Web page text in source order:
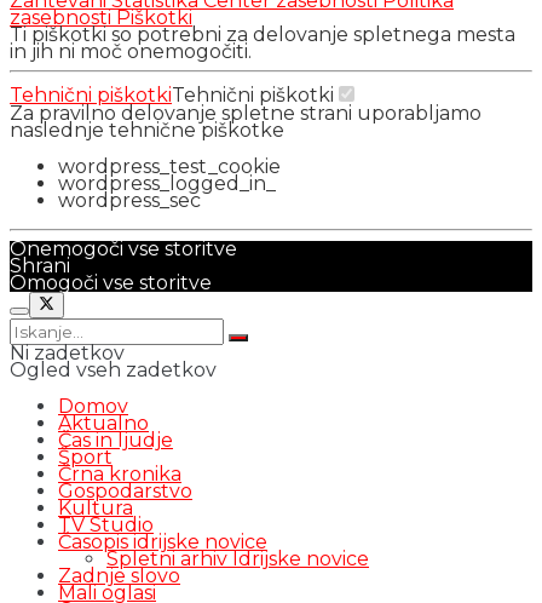
zasebnostiPiškotki
Ti piškotki so potrebni za delovanje spletnega mesta
in jih ni moč onemogočiti.
Tehnični piškotkiTehnični piškotki
Za pravilno delovanje spletne strani uporabljamo
naslednje tehnične piškotke
wordpress_test_cookie
wordpress_logged_in_
wordpress_sec
Onemogoči vse storitve
Shrani
Omogoči vse storitve
Ni zadetkov
Ogled vseh zadetkov
Domov
Aktualno
Čas in ljudje
Šport
Črna kronika
Gospodarstvo
Kultura
TV Studio
Časopis idrijske novice
Spletni arhiv Idrijske novice
Zadnje slovo
Mali oglasi